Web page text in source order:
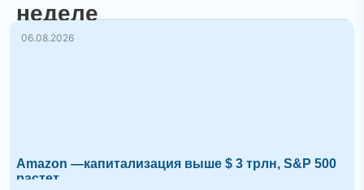
неделе
06.08.2026
Amazon —капитализация выше $ 3 трлн, S&P 500
растет